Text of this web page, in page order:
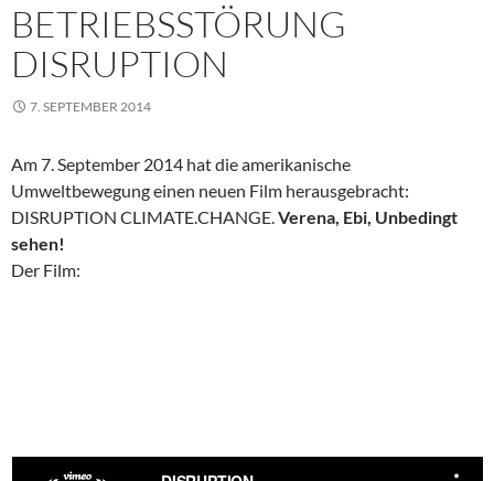
BETRIEBSSTÖRUNG
DISRUPTION
7. SEPTEMBER 2014
Am 7. September 2014 hat die amerikanische
Umweltbewegung einen neuen Film herausgebracht:
DISRUPTION CLIMATE.CHANGE.Verena, Ebi, Unbedingt
sehen!
Der Film: